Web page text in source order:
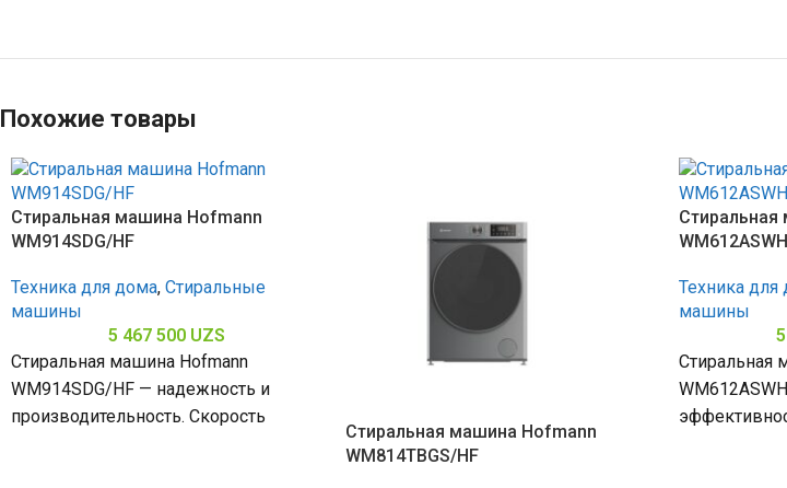
Похожие товары
Стиральная машина Hofmann
WM914SDG/HF
Техника для дома, Стиральные
машины
5 467 500 UZS
Стиральная машина Hofmann
WM914SDG/HF — надежность и
производительность. Скорость
Стиральная машина Hofmann
WM814TBGS/HF
Техника для
машины
Стиральная